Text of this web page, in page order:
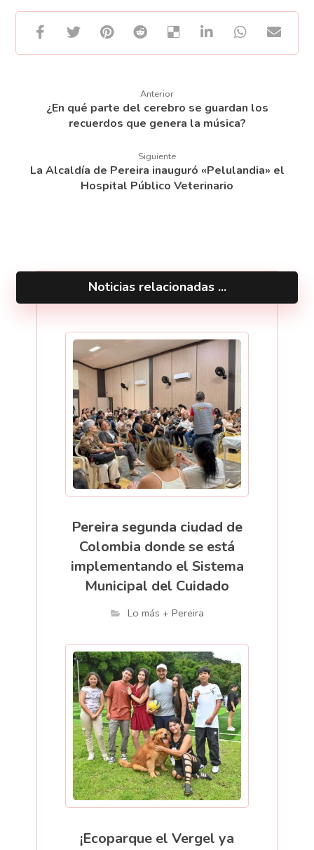
Anterior
¿En qué parte del cerebro se guardan los
recuerdos que genera la música?
Siguiente
La Alcaldía de Pereira inauguró «Pelulandia» el
Hospital Público Veterinario
Noticias relacionadas ...
Pereira segunda ciudad de
Colombia donde se está
implementando el Sistema
Municipal del Cuidado
Lo más + Pereira
¡Ecoparque el Vergel ya